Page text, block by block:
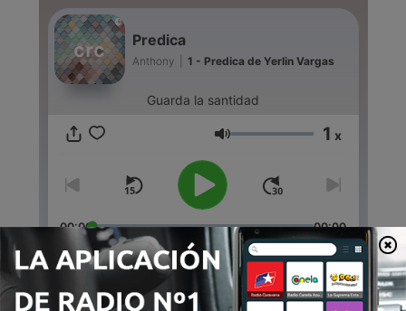
Predica
Anthony 1 - Predica de Yerlin Vargas
Guarda la santidad
Volumen 1 x
00:00 00:00
Episodios